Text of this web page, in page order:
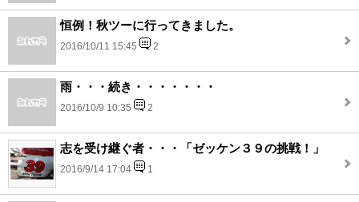
恒例！秋ツーに行ってきました。
2016/10/11 15:45 2
雨・・・続き・・・・・・・
2016/10/9 10:35 2
志を受け継ぐ者・・・「ゼッケン３９の挑戦！」
2016/9/14 17:04 1